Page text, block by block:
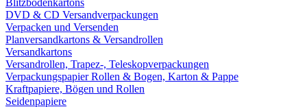
Blitzbodenkartons
DVD & CD Versandverpackungen
Verpacken und Versenden
Planversandkartons & Versandrollen
Versandkartons
Versandrollen, Trapez-, Teleskopverpackungen
Verpackungspapier Rollen & Bogen, Karton & Pappe
Kraftpapiere, Bögen und Rollen
Seidenpapiere